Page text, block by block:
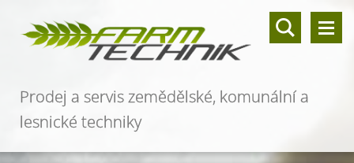
Prodej a servis zemědělské, komunální a
lesnické techniky